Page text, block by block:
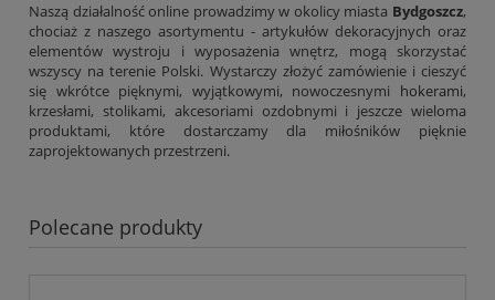
Naszą działalność online prowadzimy w okolicy miasta Bydgoszcz,
chociaż z naszego asortymentu - artykułów dekoracyjnych oraz
elementów wystroju i wyposażenia wnętrz, mogą skorzystać
wszyscy na terenie Polski. Wystarczy złożyć zamówienie i cieszyć
się wkrótce pięknymi, wyjątkowymi, nowoczesnymi hokerami,
krzesłami, stolikami, akcesoriami ozdobnymi i jeszcze wieloma
produktami, które dostarczamy dla miłośników pięknie
zaprojektowanych przestrzeni.
Polecane produkty